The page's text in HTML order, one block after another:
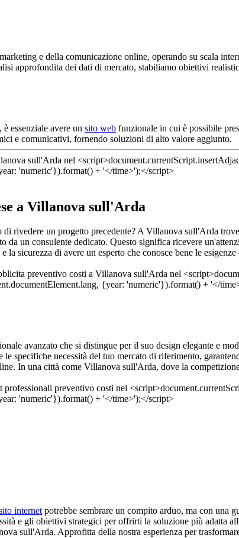
e della comunicazione online, operando su scala
approfondita dei dati di mercato, stabiliamo obiettivi
essenziale avere un sito web funzionale in cui è possibile
e comunicativi, fornendo soluzioni di alto valore aggiunto.
a Villanova sull'Arda
rivedere un progetto precedente? A Villanova sull'Arda
da un consulente dedicato. Questo significa ricevere
la sicurezza di avere un esperto che conosce bene le
avanzato che si distingue per il suo design elegante e
le specifiche necessità del tuo mercato di riferimento,
In una città come Villanova sull'Arda, dove la
internet potrebbe sembrare un compito arduo, ma con una
e gli obiettivi strategici per offrirti la soluzione più adatta
sull'Arda. Approfitta della nostra esperienza per